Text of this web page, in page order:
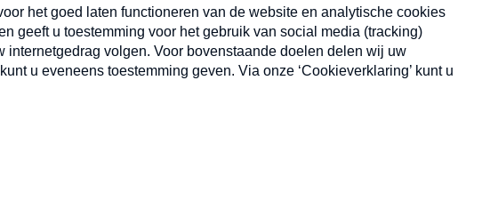
Meldpunt Actueel
Heel Holland Bakt
Nieuwsbrief
Neem hier een gratis abonnement op onze